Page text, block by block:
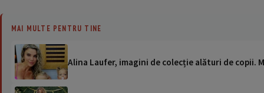
MAI MULTE PENTRU TINE
Alina Laufer, imagini de colecție alături de